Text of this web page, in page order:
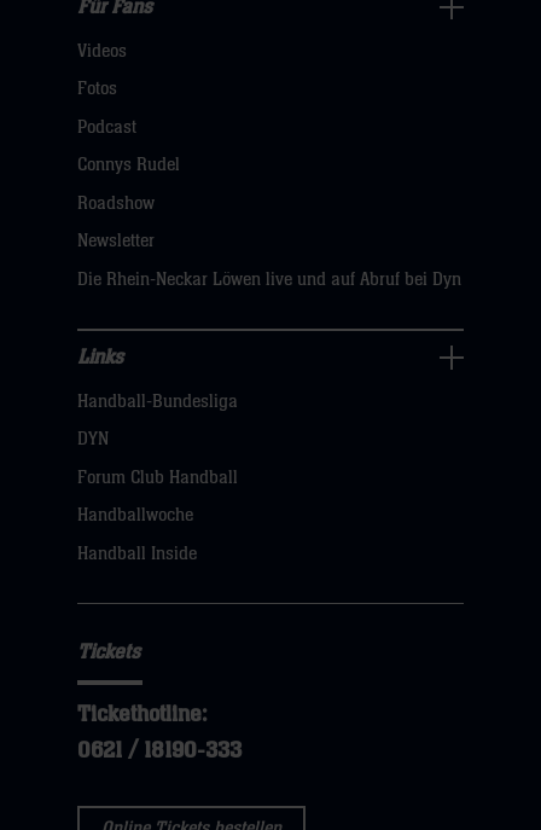
Fans
Navigation
öffnen,
dann
hier
Für Fans
Videos
Fotos
Podcast
Connys Rudel
Roadshow
Newsletter
Die Rhein-Neckar Löwen live und auf Abruf bei Dyn
Navigation
öffnen,
dann
klicken
Links
Handball-Bundesliga
DYN
Forum Club Handball
Handballwoche
Handball Inside
Tickets
Tickethotline:
0621 / 18190-333